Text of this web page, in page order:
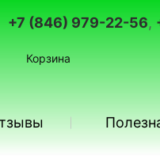
+7 (846) 979-22-56,
Корзина